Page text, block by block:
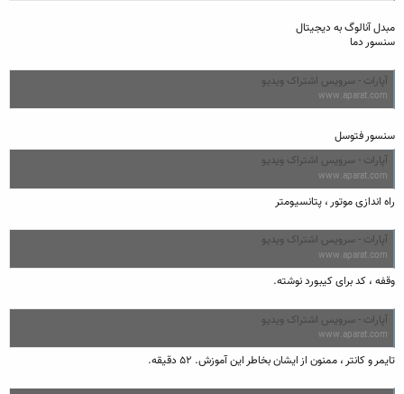
مبدل آنالوگ به دیجیتال
سنسور دما
آپارات - سرویس اشتراک ویدیو
www.aparat.com
سنسور فتوسل
آپارات - سرویس اشتراک ویدیو
www.aparat.com
راه اندازی موتور ، پتانسیومتر
آپارات - سرویس اشتراک ویدیو
www.aparat.com
وقفه ، کد برای کیبورد نوشته.
آپارات - سرویس اشتراک ویدیو
www.aparat.com
تایمر و کانتر ، ممنون از ایشان بخاطر این آموزش. ۵۲ دقیقه.